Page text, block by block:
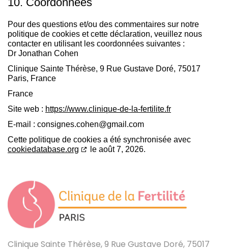
Pour des questions et/ou des commentaires sur notre
politique de cookies et cette déclaration, veuillez nous
contacter en utilisant les coordonnées suivantes :
Dr Jonathan Cohen
Clinique Sainte Thérèse, 9 Rue Gustave Doré, 75017
Paris, France
France
Site web : https://www.clinique-de-la-fertilite.fr
E-mail : consignes.cohen@gmail.com
Cette politique de cookies a été synchronisée avec
cookiedatabase.org
le août 7, 2026.
Clinique Sainte Thérèse, 9 Rue Gustave Doré, 75017